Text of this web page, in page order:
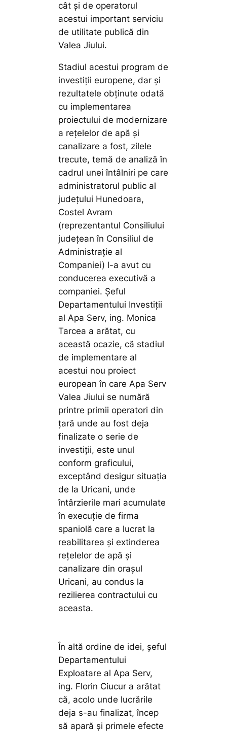
cât și de operatorul
acestui important serviciu
de utilitate publică din
Valea Jiului.
Stadiul acestui program de
investiții europene, dar și
rezultatele obținute odată
cu implementarea
proiectului de modernizare
a rețelelor de apă și
canalizare a fost, zilele
trecute, temă de analiză în
cadrul unei întâlniri pe care
administratorul public al
județului Hunedoara,
Costel Avram
(reprezentantul Consiliului
județean în Consiliul de
Administrație al
Companiei) l-a avut cu
conducerea executivă a
companiei. Șeful
Departamentului Investiții
al Apa Serv, ing. Monica
Tarcea a arătat, cu
această ocazie, că stadiul
de implementare al
acestui nou proiect
european în care Apa Serv
Valea Jiului se numără
printre primii operatori din
țară unde au fost deja
finalizate o serie de
investiții, este unul
conform graficului,
exceptând desigur situația
de la Uricani, unde
întârzierile mari acumulate
în execuție de firma
spaniolă care a lucrat la
reabilitarea și extinderea
rețelelor de apă și
canalizare din orașul
Uricani, au condus la
rezilierea contractului cu
aceasta.
În altă ordine de idei, șeful
Departamentului
Exploatare al Apa Serv,
ing. Florin Ciucur a arătat
că, acolo unde lucrările
deja s-au finalizat, încep
să apară și primele efecte